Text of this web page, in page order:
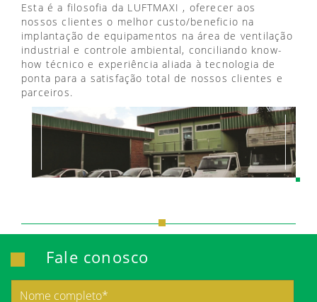
Esta é a filosofia da LUFTMAXI , oferecer aos
nossos clientes o melhor custo/beneficio na
implantação de equipamentos na área de ventilação
industrial e controle ambiental, conciliando know-
how técnico e experiência aliada à tecnologia de
ponta para a satisfação total de nossos clientes e
parceiros.
Fale conosco